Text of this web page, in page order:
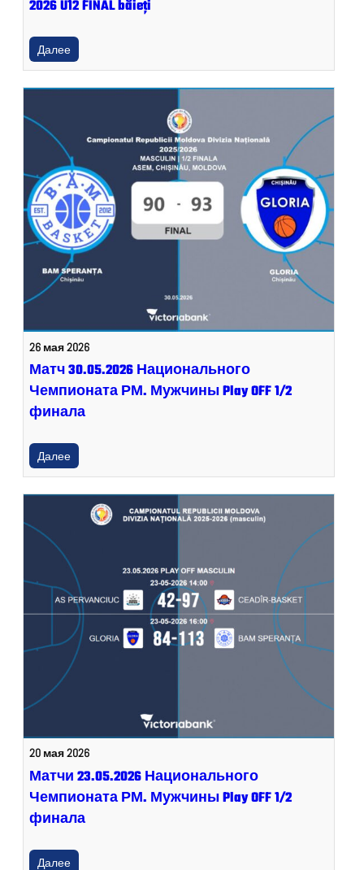
2026 U12 FINAL băieți
Далее
26 мая 2026
Матч 30.05.2026 Национального
Чемпионата РМ. Мужчины Play OFF 1/2
финала
Далее
20 мая 2026
Матчи 23.05.2026 Национального
Чемпионата РМ. Мужчины Play OFF 1/2
финала
Далее